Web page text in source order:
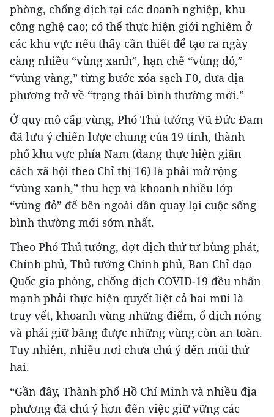
phòng, chống dịch tại các doanh nghiệp, khu
công nghệ cao; có thể thực hiện giới nghiêm ở
các khu vực nếu thấy cần thiết để tạo ra ngày
càng nhiều “vùng xanh”, hạn chế “vùng đỏ,”
“vùng vàng,” từng bước xóa sạch F0, đưa địa
phương trở về “trạng thái bình thường mới.”
Ở quy mô cấp vùng, Phó Thủ tướng Vũ Đức Đam
đã lưu ý chiến lược chung của 19 tỉnh, thành
phố khu vực phía Nam (đang thực hiện giãn
cách xã hội theo Chỉ thị 16) là phải mở rộng
“vùng xanh,” thu hẹp và khoanh nhiều lớp
“vùng đỏ” để bên ngoài dần quay lại cuộc sống
bình thường mới sớm nhất.
Theo Phó Thủ tướng, đợt dịch thứ tư bùng phát,
Chính phủ, Thủ tướng Chính phủ, Ban Chỉ đạo
Quốc gia phòng, chống dịch COVID-19 đều nhấn
mạnh phải thực hiện quyết liệt cả hai mũi là
truy vết, khoanh vùng những điểm, ổ dịch nóng
và phải giữ bằng được những vùng còn an toàn.
Tuy nhiên, nhiều nơi chưa chú ý đến mũi thứ
hai.
“Gần đây, Thành phố Hồ Chí Minh và nhiều địa
phương đã chú ý hơn đến việc giữ vững các